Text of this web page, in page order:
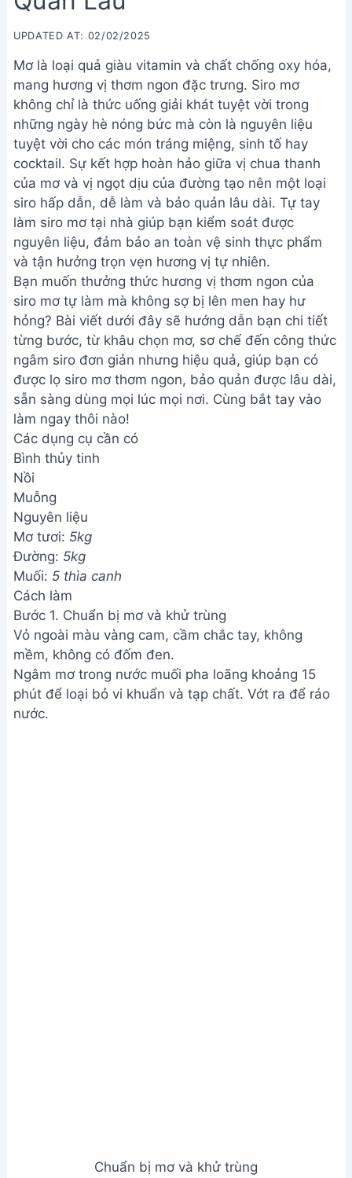
UPDATED AT: 02/02/2025
Mơ là loại quả giàu vitamin và chất chống oxy hóa,
mang hương vị thơm ngon đặc trưng. Siro mơ
không chỉ là thức uống giải khát tuyệt vời trong
những ngày hè nóng bức mà còn là nguyên liệu
tuyệt vời cho các món tráng miệng, sinh tố hay
cocktail. Sự kết hợp hoàn hảo giữa vị chua thanh
của mơ và vị ngọt dịu của đường tạo nên một loại
siro hấp dẫn, dễ làm và bảo quản lâu dài. Tự tay
làm siro mơ tại nhà giúp bạn kiểm soát được
nguyên liệu, đảm bảo an toàn vệ sinh thực phẩm
và tận hưởng trọn vẹn hương vị tự nhiên.
Bạn muốn thưởng thức hương vị thơm ngon của
siro mơ tự làm mà không sợ bị lên men hay hư
hỏng? Bài viết dưới đây sẽ hướng dẫn bạn chi tiết
từng bước, từ khâu chọn mơ, sơ chế đến công thức
ngâm siro đơn giản nhưng hiệu quả, giúp bạn có
được lọ siro mơ thơm ngon, bảo quản được lâu dài,
sẵn sàng dùng mọi lúc mọi nơi. Cùng bắt tay vào
làm ngay thôi nào!
Các dụng cụ cần có
Bình thủy tinh
Nồi
Muỗng
Nguyên liệu
Mơ tươi: 5kg
Đường: 5kg
Muối: 5 thìa canh
Cách làm
Bước 1. Chuẩn bị mơ và khử trùng
Vỏ ngoài màu vàng cam, cầm chắc tay, không
mềm, không có đốm đen.
Ngâm mơ trong nước muối pha loãng khoảng 15
phút để loại bỏ vi khuẩn và tạp chất. Vớt ra để ráo
nước.
Chuẩn bị mơ và khử trùng